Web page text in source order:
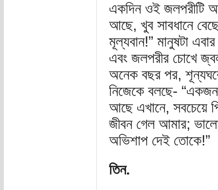
একদিন ওই জলপরীটি
আছে, খুব সাবধানে
মূল্যবান!” মানুষটা
এবং জলপরীর চোখে
অনেক বছর পর,
নিজেকে বলছে-
আছে এখানে, সবচেয়ে
জীবন গেল আমার;
অভিশাপ দেই তোকে!”
তিন.